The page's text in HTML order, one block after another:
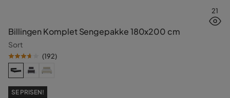
21
Billingen Komplet Sengepakke 180x200 cm
Sort
(192)
SE PRISEN!